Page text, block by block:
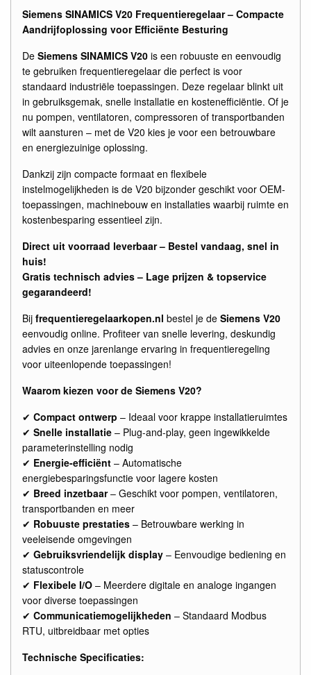
Siemens SINAMICS V20 Frequentieregelaar – Compacte
Aandrijfoplossing voor Efficiënte Besturing
De Siemens SINAMICS V20 is een robuuste en eenvoudig
te gebruiken frequentieregelaar die perfect is voor
standaard industriële toepassingen. Deze regelaar blinkt uit
in gebruiksgemak, snelle installatie en kostenefficiëntie. Of je
nu pompen, ventilatoren, compressoren of transportbanden
wilt aansturen – met de V20 kies je voor een betrouwbare
en energiezuinige oplossing.
Dankzij zijn compacte formaat en flexibele
instelmogelijkheden is de V20 bijzonder geschikt voor OEM-
toepassingen, machinebouw en installaties waarbij ruimte en
kostenbesparing essentieel zijn.
Direct uit voorraad leverbaar – Bestel vandaag, snel in
huis!
Gratis technisch advies – Lage prijzen & topservice
gegarandeerd!
Bij frequentieregelaarkopen.nl bestel je de Siemens V20
eenvoudig online. Profiteer van snelle levering, deskundig
advies en onze jarenlange ervaring in frequentieregeling
voor uiteenlopende toepassingen!
Waarom kiezen voor de Siemens V20?
✔ Compact ontwerp – Ideaal voor krappe installatieruimtes
✔ Snelle installatie – Plug-and-play, geen ingewikkelde
parameterinstelling nodig
✔ Energie-efficiënt – Automatische
energiebesparingsfunctie voor lagere kosten
✔ Breed inzetbaar– Geschikt voor pompen, ventilatoren,
transportbanden en meer
✔ Robuuste prestaties – Betrouwbare werking in
veeleisende omgevingen
✔ Gebruiksvriendelijk display – Eenvoudige bediening en
statuscontrole
✔ Flexibele I/O – Meerdere digitale en analoge ingangen
voor diverse toepassingen
✔ Communicatiemogelijkheden – Standaard Modbus
RTU, uitbreidbaar met opties
Technische Specificaties: